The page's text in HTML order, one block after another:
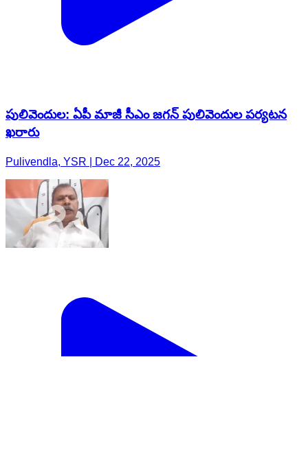
పులివెందుల: ఏపీ మాజీ సీఎం జగన్ పులివెందుల పర్యటన
ఖరారు
Pulivendla, YSR | Dec 22, 2025